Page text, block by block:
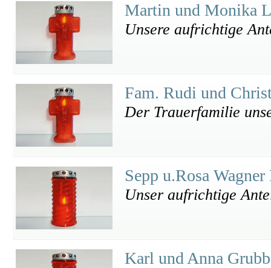
Martin und Monika
Unsere aufrichtige
Fam. Rudi und
Der Trauerfamilie
Sepp u.Rosa
Unser aufrichtige
Karl und Anna